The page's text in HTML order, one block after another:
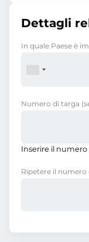
Dettagli
In quale Paese è
Numero di targa
Inserire il
Ripetere il numero